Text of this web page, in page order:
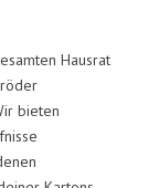
Hausrat
bieten